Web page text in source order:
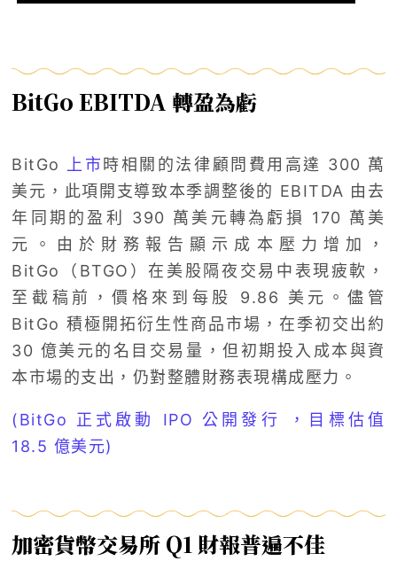
BitGo EBITDA 轉盈為虧
BitGo 上市時相關的法律顧問費用高達 300 萬
美元，此項開支導致本季調整後的 EBITDA 由去
年同期的盈利 390 萬美元轉為虧損 170 萬美
元。由於財務報告顯示成本壓力增加，
BitGo（BTGO）在美股隔夜交易中表現疲軟，
至截稿前，價格來到每股 9.86 美元。儘管
BitGo 積極開拓衍生性商品市場，在季初交出約
30 億美元的名目交易量，但初期投入成本與資
本市場的支出，仍對整體財務表現構成壓力。
(BitGo 正式啟動 IPO 公開發行 ，目標估值
18.5 億美元)
加密貨幣交易所 Q1 財報普遍不佳